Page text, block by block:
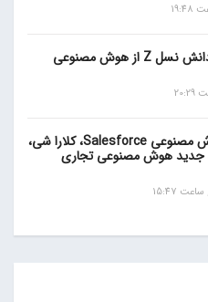
تقریباً تمام کارکنان دانش نسل Z از هوش مصنوعی
متا مدیر بخش هوش مصنوعی Salesforce، کلارا شی،
جدید هوش مصنوعی تجاری